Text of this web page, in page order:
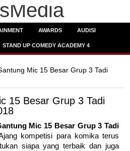
AWARDS AUDISI
STAND UP COMEDY ACADEMY 4
Mic 15 Besar Grup 3 Tadi
15 Besar Grup 3 Tadi
Mic 15 Besar Grup 3 Tadi
kompetisi para komika terus
siapa yang terbaik dan juga